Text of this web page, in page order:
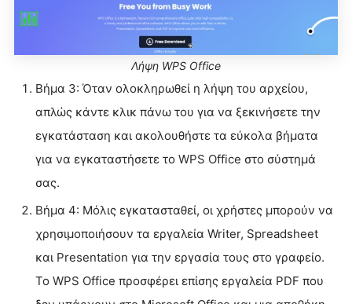
Λήψη WPS Office
Βήμα 3: Όταν ολοκληρωθεί η λήψη του αρχείου,
απλώς κάντε κλικ πάνω του για να ξεκινήσετε την
εγκατάσταση και ακολουθήστε τα εύκολα βήματα
για να εγκαταστήσετε το WPS Office στο σύστημά
σας.
Βήμα 4: Μόλις εγκατασταθεί, οι χρήστες μπορούν να
χρησιμοποιήσουν τα εργαλεία Writer, Spreadsheet
και Presentation για την εργασία τους στο γραφείο.
Το WPS Office προσφέρει επίσης εργαλεία PDF που